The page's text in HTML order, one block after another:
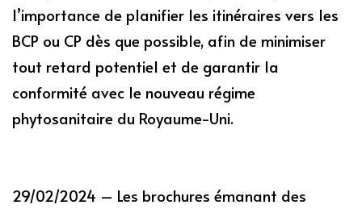
l’importance de planifier les itinéraires vers les
BCP ou CP dès que possible, afin de minimiser
tout retard potentiel et de garantir la
conformité avec le nouveau régime
phytosanitaire du Royaume-Uni.
29/02/2024 – Les brochures émanant des